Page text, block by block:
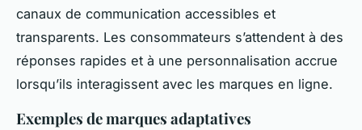
canaux de communication accessibles et
transparents. Les consommateurs s’attendent à des
réponses rapides et à une personnalisation accrue
lorsqu’ils interagissent avec les marques en ligne.
Exemples de marques adaptatives